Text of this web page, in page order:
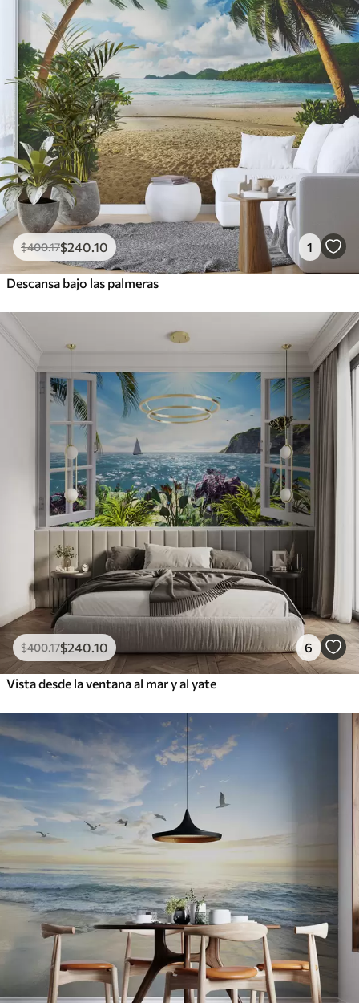
$400.17$240 .10 1
Descansa bajo las palmeras
$400.17$240 .10 6
Vista desde la ventana al mar y al yate